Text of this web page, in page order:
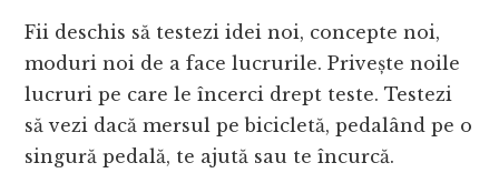
Fii deschis să testezi idei noi, concepte noi,
moduri noi de a face lucrurile. Privește noile
lucruri pe care le încerci drept teste. Testezi
să vezi dacă mersul pe bicicletă, pedalând pe o
singură pedală, te ajută sau te încurcă.